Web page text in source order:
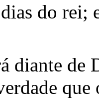
do rei;
diante de
que